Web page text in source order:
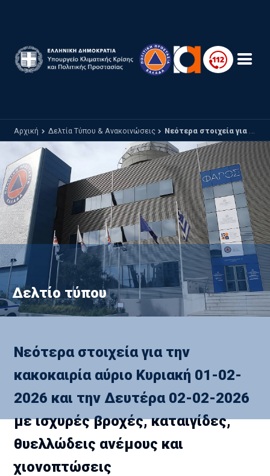
Αρχική Δελτία Τύπου & Ανακοινώσεις Νεότερα στοιχεία για την κακοκαιρία αύριο Κυριακή 01-02-2026 και την Δευτέρα 02-02-2026 με ισχυρές βροχές, καταιγίδες, θυελλώδεις ανέμους και χιονοπτώσεις
Δελτίο τύπου
Νεότερα στοιχεία για την
κακοκαιρία αύριο Κυριακή 01-02-
2026 και την Δευτέρα 02-02-2026
με ισχυρές βροχές, καταιγίδες,
θυελλώδεις ανέμους και
χιονοπτώσεις